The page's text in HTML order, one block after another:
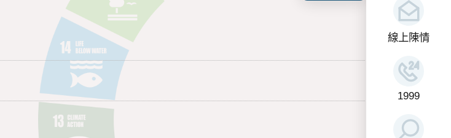
線上陳情
1999